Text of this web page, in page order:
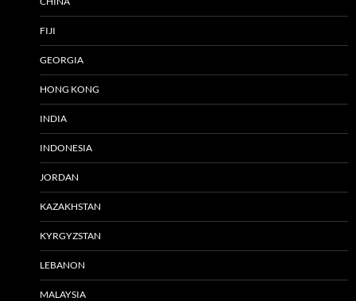
FIJI
GEORGIA
HONG KONG
INDIA
INDONESIA
JORDAN
KAZAKHSTAN
KYRGYZSTAN
LEBANON
MALAYSIA